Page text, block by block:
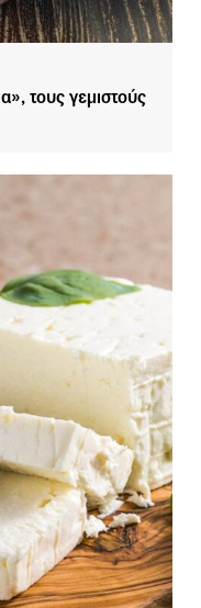
τους γεμιστούς